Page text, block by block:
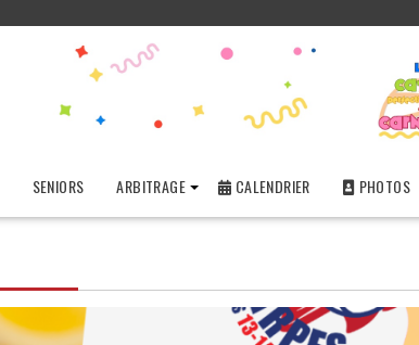
SENIORS ARBITRAGE CALENDRIER PHOTOS